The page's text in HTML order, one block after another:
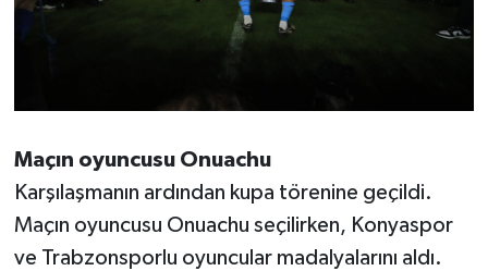
Maçın oyuncusu Onuachu
Karşılaşmanın ardından kupa törenine geçildi.
Maçın oyuncusu Onuachu seçilirken, Konyaspor
ve Trabzonsporlu oyuncular madalyalarını aldı.